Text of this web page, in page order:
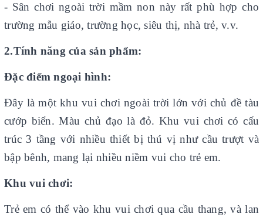
- Sân chơi ngoài trời mầm non này rất phù hợp cho
trường mẫu giáo, trường học, siêu thị, nhà trẻ, v.v.
2.Tính năng của sản phẩm:
Đặc điểm ngoại hình:
Đây là một khu vui chơi ngoài trời lớn với chủ đề tàu
cướp biển. Màu chủ đạo là đỏ. Khu vui chơi có cấu
trúc 3 tầng với nhiều thiết bị thú vị như cầu trượt và
bập bênh, mang lại nhiều niềm vui cho trẻ em.
Khu vui chơi:
Trẻ em có thể vào khu vui chơi qua cầu thang, và lan